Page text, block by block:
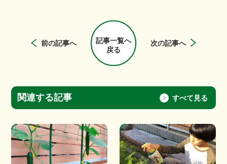
前の記事へ
記事一覧へ
戻る
次の記事へ
関連する記事 すべて見る